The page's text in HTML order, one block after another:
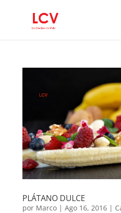
PLÁTANO DULCE
por Marco| Ago 16, 2016|